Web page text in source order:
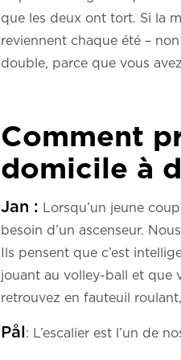
que les deux ont tort. Si la
reviennent chaque été –
double, parce que vous
Comment
domicile à
Jan : Lorsqu’un jeune
besoin d’un ascenseur.
Ils pensent que c’est
jouant au volley-ball et que
retrouvez en fauteuil
Pål: L’escalier est l’un de